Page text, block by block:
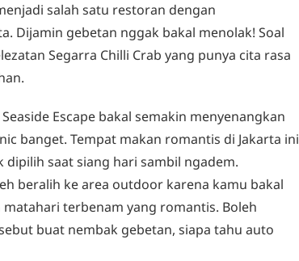
salah satu restoran dengan
Dijamin gebetan nggak bakal menolak! Soal
Segarra Chilli Crab yang punya cita rasa
Escape bakal semakin menyenangkan
banget. Tempat makan romantis di Jakarta ini
saat siang hari sambil ngadem.
beralih ke area outdoor karena kamu bakal
terbenam yang romantis. Boleh
buat nembak gebetan, siapa tahu auto